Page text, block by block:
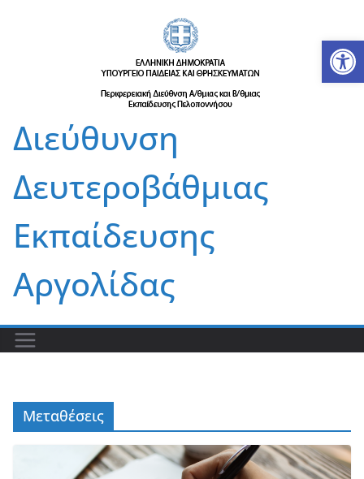
Διεύθυνση
Δευτεροβάθμιας
Εκπαίδευσης
Αργολίδας
Μεταθέσεις